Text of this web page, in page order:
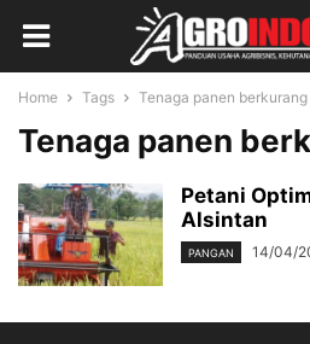
Home Tags Tenaga panen berkurang
Tenaga panen
Petani
Alsintan
PANGAN 14/04/